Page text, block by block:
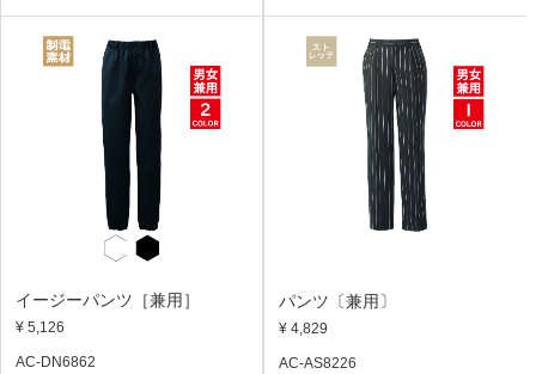
イージーパンツ［兼用］
¥ 5,126
AC-DN6862
パンツ〔兼用〕
¥ 4,829
AC-AS8226